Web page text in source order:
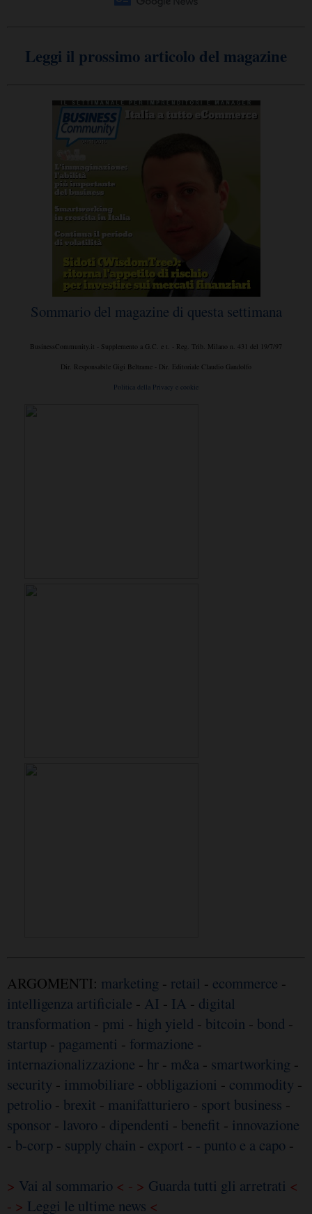
Leggi il prossimo articolo del magazine
Sommario del magazine di questa settimana
BusinessCommunity.it - Supplemento a G.C. e t. - Reg. Trib. Milano n. 431 del 19/7/97
Dir. Responsabile Gigi Beltrame - Dir. Editoriale Claudio Gandolfo
Politica della Privacy e cookie
ARGOMENTI: marketing - retail - ecommerce -
intelligenza artificiale - AI - IA - digital
transformation - pmi - high yield - bitcoin - bond -
startup - pagamenti - formazione -
internazionalizzazione - hr - m&a - smartworking -
security - immobiliare - obbligazioni - commodity -
petrolio - brexit - manifatturiero - sport business -
sponsor - lavoro - dipendenti - benefit - innovazione
- b-corp - supply chain - export - - punto e a capo -
> Vai al sommario < - > Guarda tutti gli arretrati <
- > Leggi le ultime news <